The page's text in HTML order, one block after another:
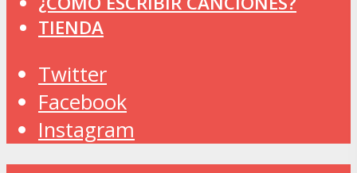
TIENDA
Twitter
Facebook
Instagram